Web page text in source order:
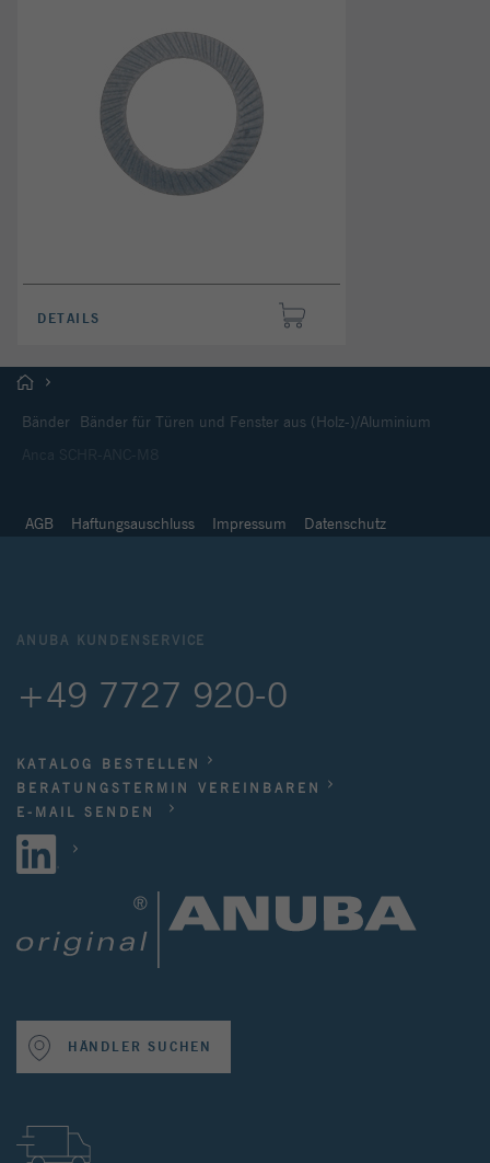
DETAILS
Bänder
Bänder für Türen und Fenster aus (Holz-)/Aluminium
AGB Haftungsauschluss Impressum Datenschutz
ANUBA KUNDENSERVICE
+49 7727 920-0
KATALOG BESTELLEN
BERATUNGSTERMIN VEREINBAREN
E-MAIL SENDEN
HÄNDLER SUCHEN